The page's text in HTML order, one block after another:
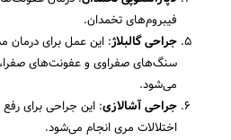
فیبروم‌های تخمدان.
جراحی گالبلاژ: این عمل برای درمان
سنگ‌های صفراوی و عفونت‌های صفرا،
می‌شود.
جراحی آشالازی: این جراحی برای
اختلالات مری انجام می‌شود.